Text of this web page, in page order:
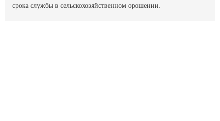
срока службы в сельскохозяйственном орошении.